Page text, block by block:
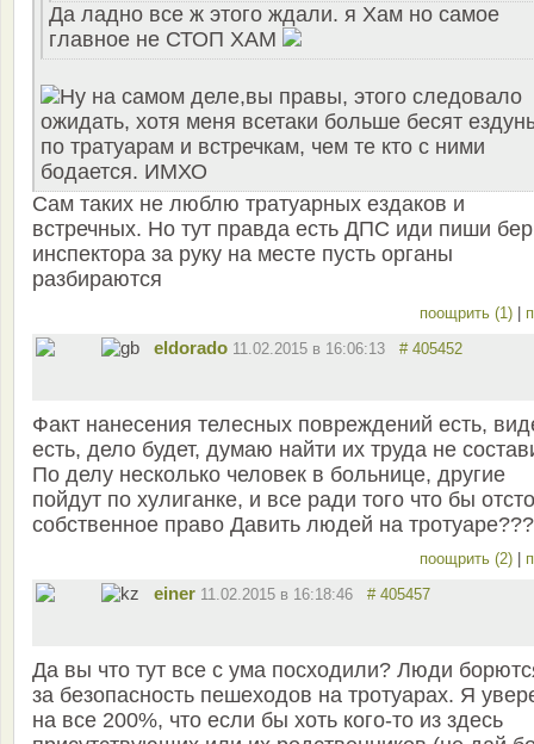
Да ладно все ж этого ждали. я Хам но самое
главное не СТОП ХАМ
Ну на самом деле,вы правы, этого следовало
ожидать, хотя меня всетаки больше бесят
по тратуарам и встречкам, чем те кто с ними
бодается. ИМХО
Сам таких не люблю тратуарных ездаков и
встречных. Но тут правда есть ДПС иди пиши
инспектора за руку на месте пусть органы
разбираются
поощрить (1)
eldorado 11.02.2015 в 16:06:13 # 405452
Факт нанесения телесных повреждений есть,
есть, дело будет, думаю найти их труда не
По делу несколько человек в больнице, другие
пойдут по хулиганке, и все ради того что бы
собственное право Давить людей на тротуаре???
поощрить (2)
einer 11.02.2015 в 16:18:46 # 405457
Да вы что тут все с ума посходили? Люди
за безопасность пешеходов на тротуарах. Я
на все 200%, что если бы хоть кого-то из здесь